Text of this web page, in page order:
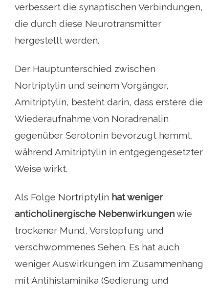
verbessert die synaptischen Verbindungen,
die durch diese Neurotransmitter
hergestellt werden.
Der Hauptunterschied zwischen
Nortriptylin und seinem Vorgänger,
Amitriptylin, besteht darin, dass erstere die
Wiederaufnahme von Noradrenalin
gegenüber Serotonin bevorzugt hemmt,
während Amitriptylin in entgegengesetzter
Weise wirkt.
Als Folge Nortriptylin hat weniger
anticholinergische Nebenwirkungenwie
trockener Mund, Verstopfung und
verschwommenes Sehen. Es hat auch
weniger Auswirkungen im Zusammenhang
mit Antihistaminika (Sedierung und